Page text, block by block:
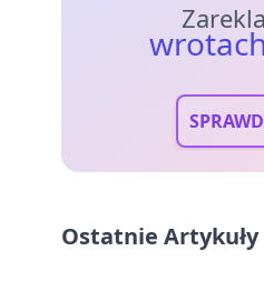
Ostatnie Artykuły